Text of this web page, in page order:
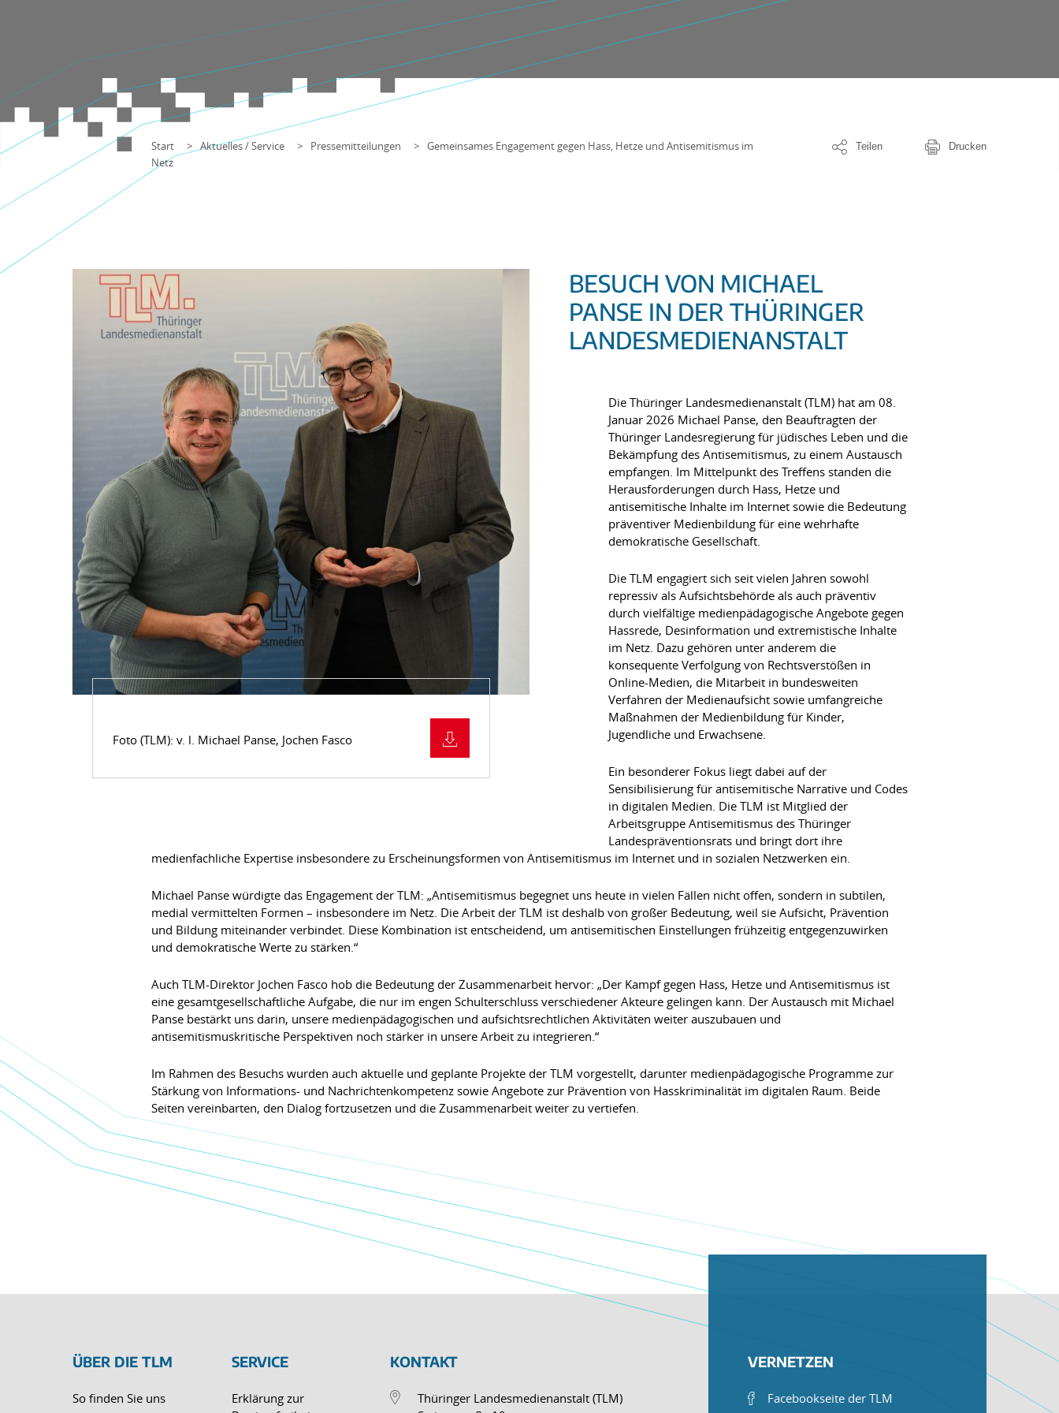
Start Aktuelles / Service Pressemitteilungen
Gemeinsames Engagement gegen Hass, Hetze und Antisemitismus im
Netz
Teilen Drucken
Foto (TLM): v. l. Michael Panse, Jochen Fasco
BESUCH VON MICHAEL
PANSE IN DER THÜRINGER
LANDESMEDIENANSTALT
Die Thüringer Landesmedienanstalt (TLM) hat am 08.
Januar 2026 Michael Panse, den Beauftragten der
Thüringer Landesregierung für jüdisches Leben und die
Bekämpfung des Antisemitismus, zu einem Austausch
empfangen. Im Mittelpunkt des Treffens standen die
Herausforderungen durch Hass, Hetze und
antisemitische Inhalte im Internet sowie die Bedeutung
präventiver Medienbildung für eine wehrhafte
demokratische Gesellschaft.
Die TLM engagiert sich seit vielen Jahren sowohl
repressiv als Aufsichtsbehörde als auch präventiv
durch vielfältige medienpädagogische Angebote gegen
Hassrede, Desinformation und extremistische Inhalte
im Netz. Dazu gehören unter anderem die
konsequente Verfolgung von Rechtsverstößen in
Online-Medien, die Mitarbeit in bundesweiten
Verfahren der Medienaufsicht sowie umfangreiche
Maßnahmen der Medienbildung für Kinder,
Jugendliche und Erwachsene.
Ein besonderer Fokus liegt dabei auf der
Sensibilisierung für antisemitische Narrative und Codes
in digitalen Medien. Die TLM ist Mitglied der
Arbeitsgruppe Antisemitismus des Thüringer
Landespräventionsrats und bringt dort ihre
medienfachliche Expertise insbesondere zu Erscheinungsformen von Antisemitismus im Internet und in sozialen Netzwerken ein.
Michael Panse würdigte das Engagement der TLM: „Antisemitismus begegnet uns heute in vielen Fällen nicht offen, sondern in subtilen,
medial vermittelten Formen – insbesondere im Netz. Die Arbeit der TLM ist deshalb von großer Bedeutung, weil sie Aufsicht, Prävention
und Bildung miteinander verbindet. Diese Kombination ist entscheidend, um antisemitischen Einstellungen frühzeitig entgegenzuwirken
und demokratische Werte zu stärken.“
Auch TLM-Direktor Jochen Fasco hob die Bedeutung der Zusammenarbeit hervor: „Der Kampf gegen Hass, Hetze und Antisemitismus ist
eine gesamtgesellschaftliche Aufgabe, die nur im engen Schulterschluss verschiedener Akteure gelingen kann. Der Austausch mit Michael
Panse bestärkt uns darin, unsere medienpädagogischen und aufsichtsrechtlichen Aktivitäten weiter auszubauen und
antisemitismuskritische Perspektiven noch stärker in unsere Arbeit zu integrieren.“
Im Rahmen des Besuchs wurden auch aktuelle und geplante Projekte der TLM vorgestellt, darunter medienpädagogische Programme zur
Stärkung von Informations- und Nachrichtenkompetenz sowie Angebote zur Prävention von Hasskriminalität im digitalen Raum. Beide
Seiten vereinbarten, den Dialog fortzusetzen und die Zusammenarbeit weiter zu vertiefen.
ÜBER DIE TLM
So finden Sie uns
SERVICE
Erklärung zur
KONTAKT
Thüringer Landesmedienanstalt (TLM)
VERNETZEN
Facebookseite der TLM